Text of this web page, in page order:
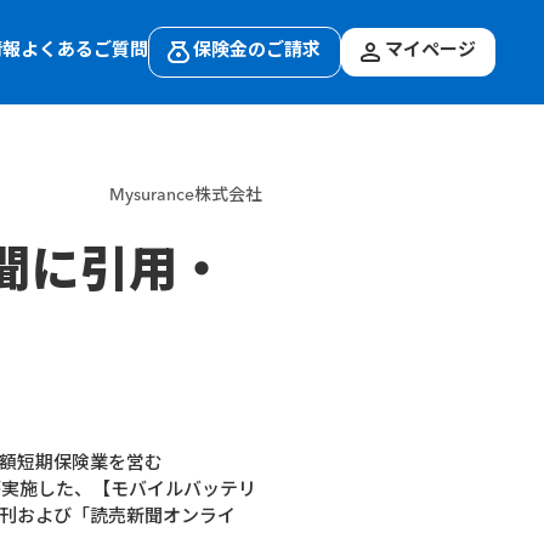
よくあるご質問 保険金のご請求 マイページ
Mysurance株式会社
に引用・
短期保険業を営む
施した、【モバイルバッテリ
および「読売新聞オンライ